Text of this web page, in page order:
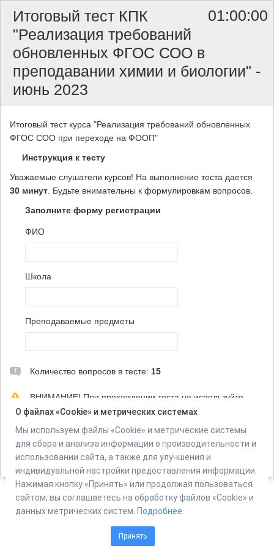
01:00:00
Итоговый тест КПК
"Реализация требований
обновленных ФГОС СОО в
преподавании химии и биологии" -
июнь 2023
Итоговый тест курса "Реализация требований обновленных
ФГОС СОО при переходе на ФООП"
Инструкция к тесту
Уважаемые слушатели курсов! На выполнение теста дается
30 минут . Будьте внимательны к формулировкам вопросов.
Заполните форму регистрации
ФИО
Школа
Преподаваемые предметы
Количество вопросов в тесте: 15
ВНИМАНИЕ! При прохождении теста не используйте
кнопку "Назад" в браузере и не открывайте тест на новой
Автор: Агинский ИПК
Powered by
Online Test Pad
О файлах «Cookie» и метрических системах
Мы используем файлы «Cookie» и метрические системы
для сбора и анализа информации о производительности и
использовании сайта, а также для улучшения и
индивидуальной настройки предоставления информации.
Нажимая кнопку «Принять» или продолжая пользоваться
сайтом, вы соглашаетесь на обработку файлов «Cookie» и
данных метрических систем. Подробнее
Принять